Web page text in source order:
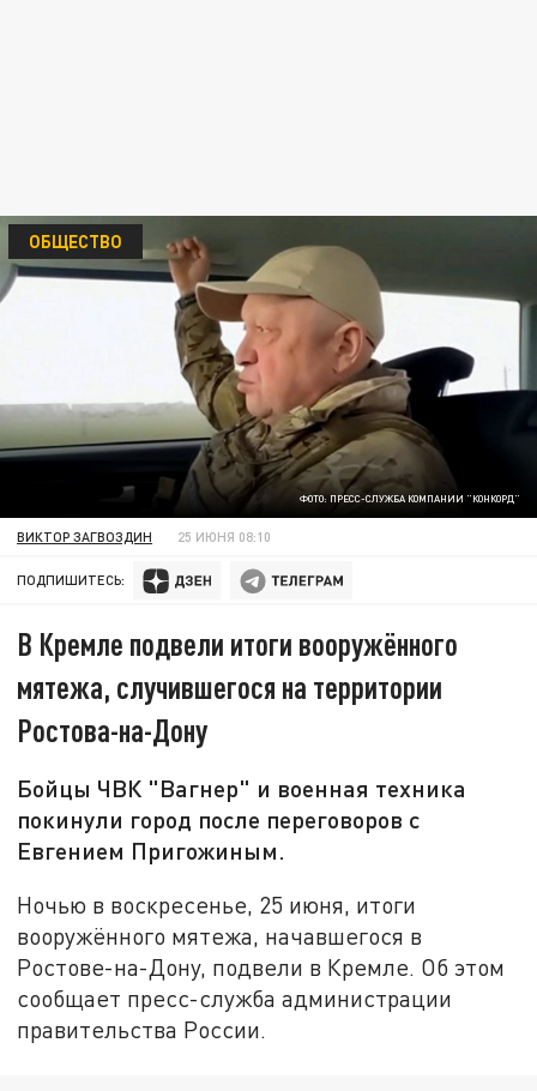
ФОТО: ПРЕСС-СЛУЖБА КОМПАНИИ "КОНКОРД"
ОБЩЕСТВО
ВИКТОР ЗАГВОЗДИН 25 ИЮНЯ 08:10
ПОДПИШИТЕСЬ:
В Кремле подвели итоги вооружённого
мятежа, случившегося на территории
Ростова-на-Дону
Бойцы ЧВК "Вагнер" и военная техника
покинули город после переговоров с
Евгением Пригожиным.
Ночью в воскресенье, 25 июня, итоги
вооружённого мятежа, начавшегося в
Ростове-на-Дону, подвели в Кремле. Об этом
сообщает пресс-служба администрации
правительства России.